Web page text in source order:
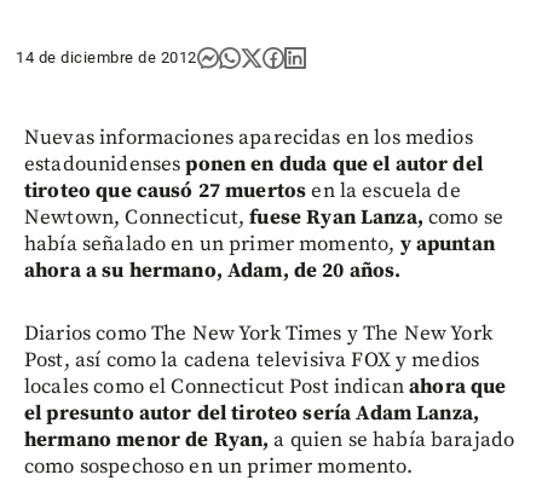
14 de diciembre de 2012
Nuevas informaciones aparecidas en los medios
estadounidensesponen en duda que el autor del
tiroteo que causó 27 muertosen la escuela de
Newtown, Connecticut,fuese Ryan Lanza,como se
había señalado en un primer momento, y apuntan
ahora a su hermano, Adam, de 20 años.
Diarios como The New York Times y The New York
Post, así como la cadena televisiva FOX y medios
locales como el Connecticut Post indicanahora que
el presunto autor del tiroteo sería Adam Lanza,
hermano menor de Ryan, a quien se había barajado
como sospechoso en un primer momento.